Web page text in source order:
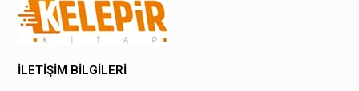
İLETİŞİM BİLGİLERİ